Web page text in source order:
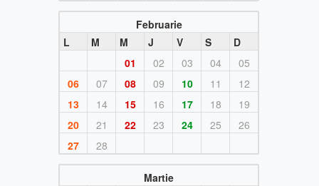
Februarie
L
M M J V S
D
01
02 03 04
05
06
07 08 09 10 11
12
13
14 15 16 17 18
19
20
21 22 23 24 25
26
27
28
Martie